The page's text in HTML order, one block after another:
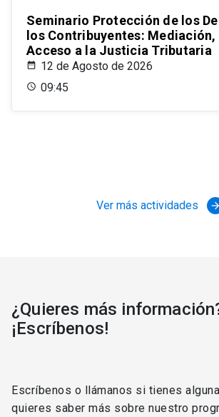
Seminario Protección de los
los Contribuyentes: Mediación,
Acceso a la Justicia Tributaria
12 de Agosto de 2026
09:45
Ver más actividades arrow_forward
¿Quieres más
¡Escríbenos!
Escríbenos o llámanos si tienes
quieres saber más sobre nuestro